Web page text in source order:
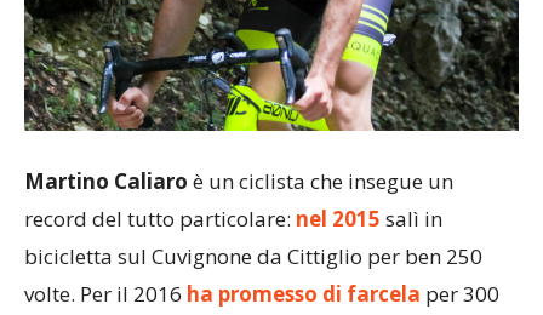
Martino Caliaro è un ciclista che insegue un
record del tutto particolare: nel 2015 salì in
bicicletta sul Cuvignone da Cittiglio per ben 250
volte. Per il 2016 ha promesso di farcela per 300